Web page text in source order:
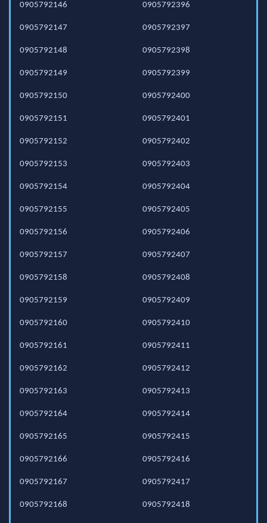
0905792146
0905792147
0905792148
0905792149
0905792150
0905792151
0905792152
0905792153
0905792154
0905792155
0905792156
0905792157
0905792158
0905792159
0905792160
0905792161
0905792162
0905792163
0905792164
0905792165
0905792166
0905792167
0905792168
0905792396
0905792397
0905792398
0905792399
0905792400
0905792401
0905792402
0905792403
0905792404
0905792405
0905792406
0905792407
0905792408
0905792409
0905792410
0905792411
0905792412
0905792413
0905792414
0905792415
0905792416
0905792417
0905792418